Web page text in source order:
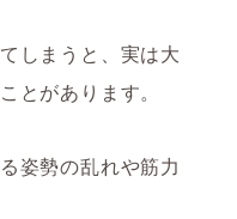
しまうと、実は大
とがあります。
姿勢の乱れや筋力